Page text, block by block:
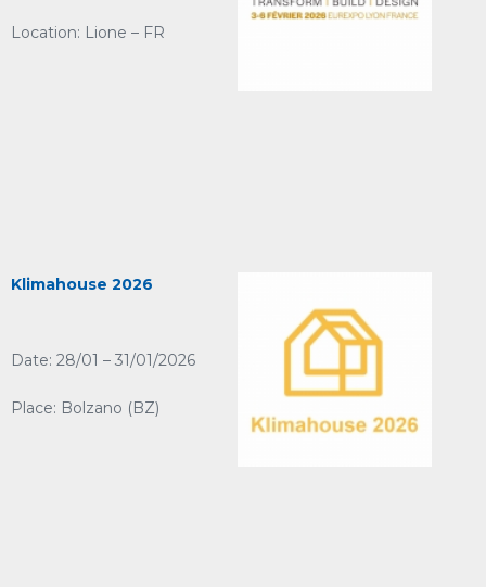
Location: Lione – FR
Klimahouse 2026
Date: 28/01 – 31/01/2026
Place: Bolzano (BZ)